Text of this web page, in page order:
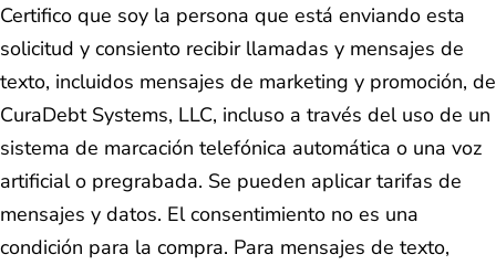
Certifico que soy la persona que está enviando esta
solicitud y consiento recibir llamadas y mensajes de
texto, incluidos mensajes de marketing y promoción, de
CuraDebt Systems, LLC, incluso a través del uso de un
sistema de marcación telefónica automática o una voz
artificial o pregrabada. Se pueden aplicar tarifas de
mensajes y datos. El consentimiento no es una
condición para la compra. Para mensajes de texto,